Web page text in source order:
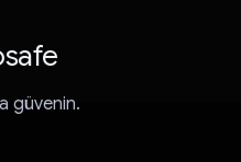
güvenin.